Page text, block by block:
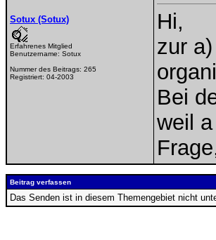
Sotux (Sotux)
Erfahrenes Mitglied
Benutzername: Sotux
Nummer des Beitrags: 265
Registriert: 04-2003
Hi,
zur
Bei
weil
Beitrag verfassen
Das Senden ist in diesem Themengebiet nicht